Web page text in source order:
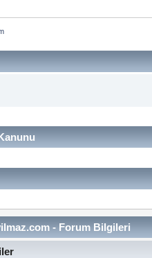
- Forum Bilgileri